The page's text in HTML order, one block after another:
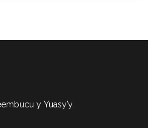
y Yuasy’y.